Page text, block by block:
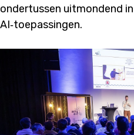
ondertussen uitmondend
AI‑toepassingen.